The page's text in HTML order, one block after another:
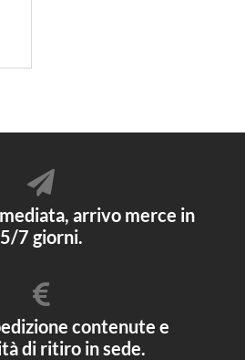
arrivo merce in
5/7 giorni.
contenute e
di ritiro in sede.